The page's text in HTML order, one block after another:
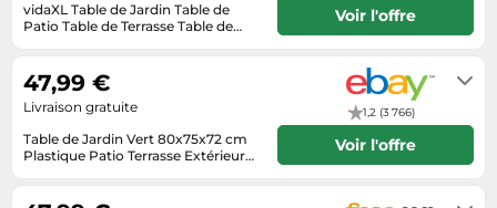
Plaques de cuisson
Robots de cuisine
Réfrigérateurs
Smartphones
Sèche-linge
vidaXL Table de Jardin Table de
Patio Table de Terrasse Table de
Plastique
Voir l'offre
Table de Jardin Vert 80x75x72 cm
Plastique Patio Terrasse Extérieur
1,2 (3 766)
47,99 €
Livraison gratuite
Voir l'offre